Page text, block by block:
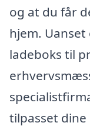
og at du får
hjem.
ladeboks til
tilpasset dine